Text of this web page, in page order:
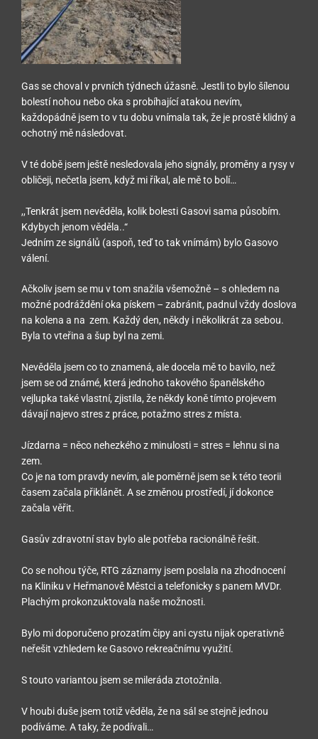
Gas se choval v prvních týdnech úžasně. Jestli to bylo šílenou
bolestí nohou nebo oka s probíhající atakou nevím,
každopádně jsem to v tu dobu vnímala tak, že je prostě klidný a
ochotný mě následovat.
V té době jsem ještě nesledovala jeho signály, proměny a rysy v
obličeji, nečetla jsem, když mi říkal, ale mě to bolí…
,,Tenkrát jsem nevěděla, kolik bolesti Gasovi sama působím.
Kdybych jenom věděla..“
Jedním ze signálů (aspoň, teď to tak vnímám) bylo Gasovo
válení.
Ačkoliv jsem se mu v tom snažila všemožně – s ohledem na
možné podráždění oka pískem – zabránit, padnul vždy doslova
na kolena a na zem. Každý den, někdy i několikrát za sebou.
Byla to vteřina a šup byl na zemi.
Nevěděla jsem co to znamená, ale docela mě to bavilo, než
jsem se od známé, která jednoho takového španělského
vejlupka také vlastní, zjistila, že někdy koně tímto projevem
dávají najevo stres z práce, potažmo stres z místa.
Jízdarna = něco nehezkého z minulosti = stres = lehnu si na
zem.
Co je na tom pravdy nevím, ale poměrně jsem se k této teorii
časem začala přiklánět. A se změnou prostředí, jí dokonce
začala věřit.
Gasův zdravotní stav bylo ale potřeba racionálně řešit.
Co se nohou týče, RTG záznamy jsem poslala na zhodnocení
na Kliniku v Heřmanově Městci a telefonicky s panem MVDr.
Plachým prokonzuktovala naše možnosti.
Bylo mi doporučeno prozatím čipy ani cystu nijak operativně
neřešit vzhledem ke Gasovo rekreačnímu využití.
S touto variantou jsem se mileráda ztotožnila.
V houbi duše jsem totiž věděla, že na sál se stejně jednou
podíváme. A taky, že podívali…